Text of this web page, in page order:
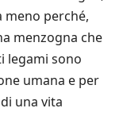
meno perché,
menzogna che
legami sono
umana e per
una vita